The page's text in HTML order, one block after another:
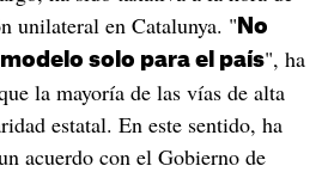
unilateral en Catalunya. " No
solo para el país", ha
la mayoría de las vías de alta
estatal. En este sentido, ha
acuerdo con el Gobierno de